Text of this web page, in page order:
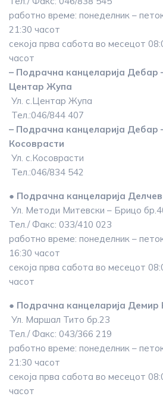
работно време: понеделник –
21:30 часот
секоја прва сабота во месецот
часот
– Подрачна канцеларија Дебар
Центар Жупа
Ул. с.Центар Жупа
Тел.:046/844 407
– Подрачна канцеларија Дебар
Косоврасти
Ул. с.Косоврасти
Тел.:046/834 542
● Подрачна канцеларија
Ул. Методи Митевски – Брицо
Тел./ Факс: 033/410 023
работно време: понеделник –
16:30 часот
секоја прва сабота во месецот
часот
● Подрачна канцеларија Демир
Ул. Маршал Тито бр.23
Тел./ Факс: 043/366 219
работно време: понеделник –
21:30 часот
секоја прва сабота во месецот
часот